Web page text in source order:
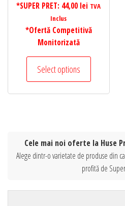
*SUPER PRET: 44,00 lei TVA
Inclus
*Ofertă Competitivă
Monitorizată
Select options
Cele mai noi oferte la Huse
Alege dintr-o varietate de produse din
profită de